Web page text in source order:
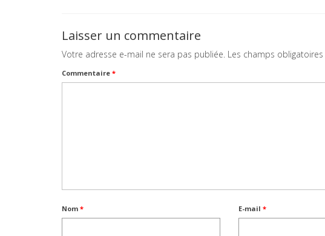
Laisser un commentaire
Votre adresse e-mail ne sera pas publiée. Les champs
Commentaire *
Nom * E-mail*